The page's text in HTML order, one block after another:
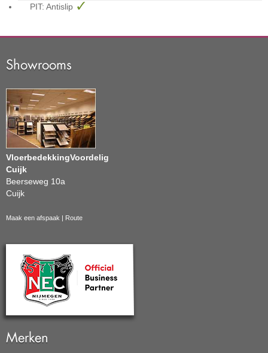
PIT: Antislip
Showrooms
VloerbedekkingVoordelig
Cuijk
Beerseweg 10a
Cuijk
Maak een afspaak Route
Merken